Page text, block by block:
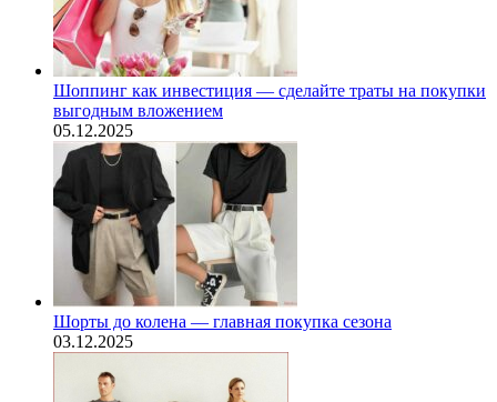
Шоппинг как инвестиция — сделайте траты на покупки
выгодным вложением
05.12.2025
Шорты до колена — главная покупка сезона
03.12.2025